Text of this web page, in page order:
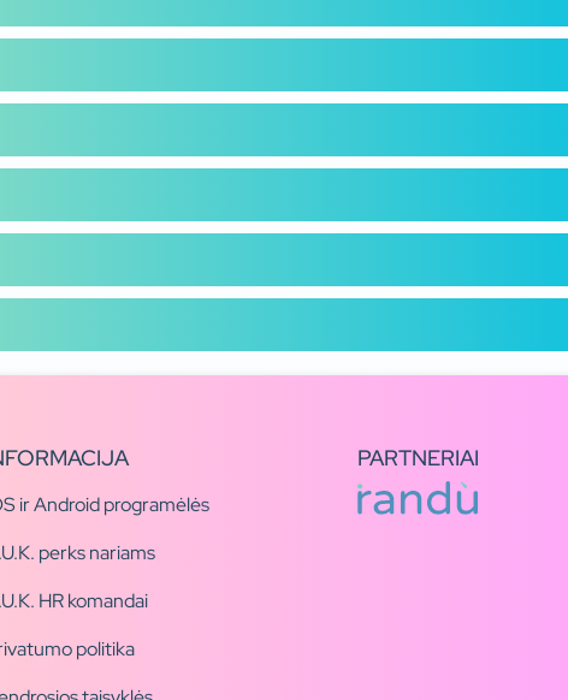
ir Android programėlės
perks nariams
HR komandai
politika
PARTNERIAI